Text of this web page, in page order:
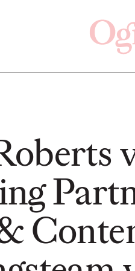
NEWS
Von der